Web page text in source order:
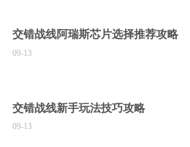
交错战线阿瑞斯芯片选择推荐攻略
09-13
交错战线新手玩法技巧攻略
09-13